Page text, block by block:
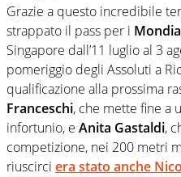
Grazie a questo incredibile
strappato il pass per i
Singapore dall’11 luglio al 3
pomeriggio degli Assoluti a
qualificazione alla prossima
Franceschi, che mette fine a
infortunio, e Anita Gastaldi,
competizione, nei 200 metri
riuscirci era stato anche